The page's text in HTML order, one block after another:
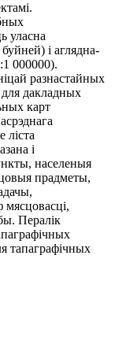
уласна
і аглядна-
000000).
разнастайных
дакладных
карт
ліста
і
населеныя
прадметы,
Пералік
тапаграфічных